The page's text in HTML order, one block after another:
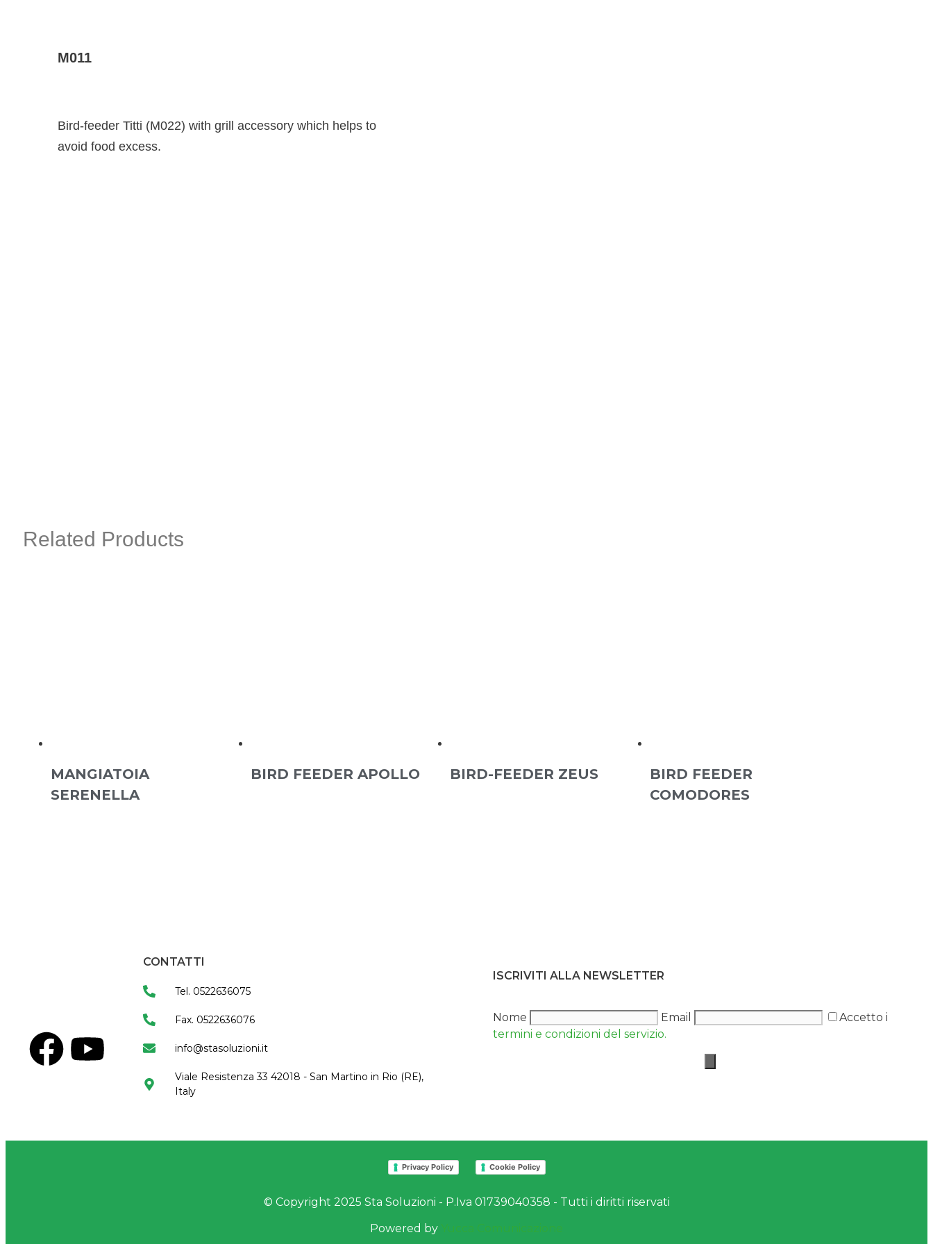
M011
Bird-feeder Titti (M022) with grill accessory which helps to
avoid food excess.
Related Products
MANGIATOIA
SERENELLA
BIRD FEEDER APOLLO BIRD-FEEDER ZEUS
BIRD FEEDER
COMODORES
CONTATTI
Tel. 0522636075
Fax. 0522636076
info@stasoluzioni.it
Viale Resistenza 33 42018 - San Martino in Rio (RE),
Italy
ISCRIVITI ALLA NEWSLETTER
Nome Email
Accetto i
termini e condizioni del servizio.
Privacy Policy Cookie Policy
© Copyright 2025 Sta Soluzioni - P.Iva 01739040358 - Tutti i diritti riservati
Powered by Yucca Comunicazione